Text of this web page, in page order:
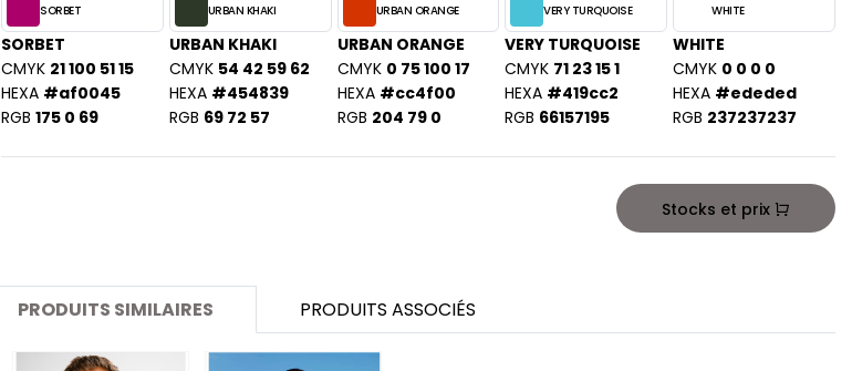
SORBET
SORBET
CMYK 21 100 51 15
HEXA #af0045
RGB 175 0 69
URBAN KHAKI
URBAN KHAKI
CMYK 54 42 59 62
HEXA #454839
RGB 69 72 57
URBAN ORANGE
URBAN ORANGE
CMYK 0 75 100 17
HEXA #cc4f00
RGB 204 79 0
VERY TURQUOISE
VERY TURQUOISE
CMYK 71 23 15 1
HEXA #419cc2
RGB 66157195
WHITE
WHITE
CMYK 0 0 0 0
HEXA #ededed
RGB 237237237
Stocks et prix
PRODUITS SIMILAIRES PRODUITS ASSOCIÉS